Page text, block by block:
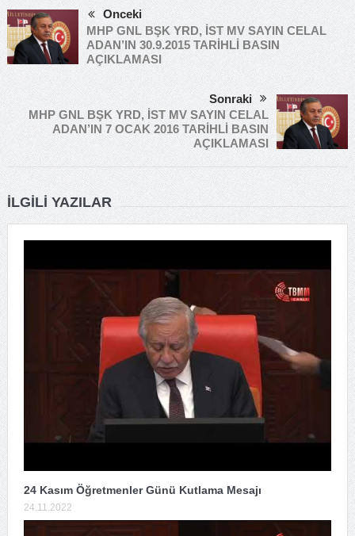
Önceki
MHP GNL BŞK YRD, İST MV SAYIN CELAL
ADAN’IN 30.9.2015 TARİHLİ BASIN
AÇIKLAMASI
Sonraki
MHP GNL BŞK YRD, İST MV SAYIN CELAL
ADAN’IN 7 OCAK 2016 TARİHLİ BASIN
AÇIKLAMASI
İLGILI YAZILAR
24 Kasım Öğretmenler Günü Kutlama Mesajı
24.11.2022